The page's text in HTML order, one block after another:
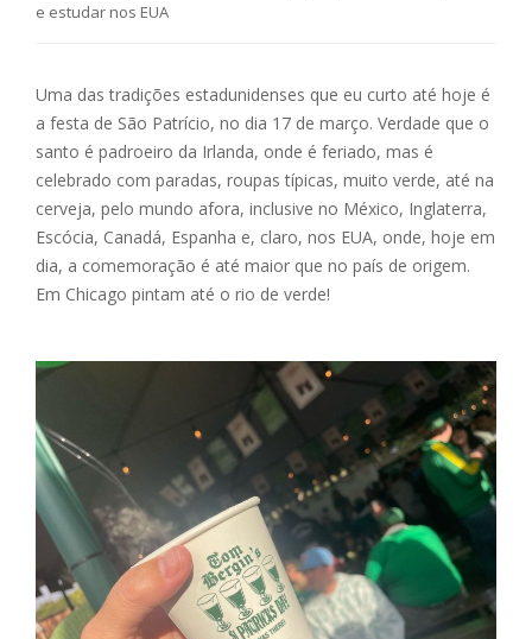
n
e estudar nos EUA
Uma das tradições estadunidenses que eu curto até hoje é
a festa de São Patrício, no dia 17 de março. Verdade que o
santo é padroeiro da Irlanda, onde é feriado, mas é
celebrado com paradas, roupas típicas, muito verde, até na
cerveja, pelo mundo afora, inclusive no México, Inglaterra,
Escócia, Canadá, Espanha e, claro, nos EUA, onde, hoje em
dia, a comemoração é até maior que no país de origem.
Em Chicago pintam até o rio de verde!